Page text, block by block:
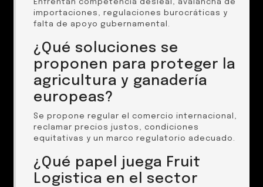
importaciones, regulaciones burocráticas y
falta de apoyo gubernamental.
¿Qué soluciones se
proponen para proteger la
agricultura y ganadería
europeas?
Se propone regular el comercio internacional,
reclamar precios justos, condiciones
equitativas y un marco regulatorio adecuado.
¿Qué papel juega Fruit
Logistica en el sector